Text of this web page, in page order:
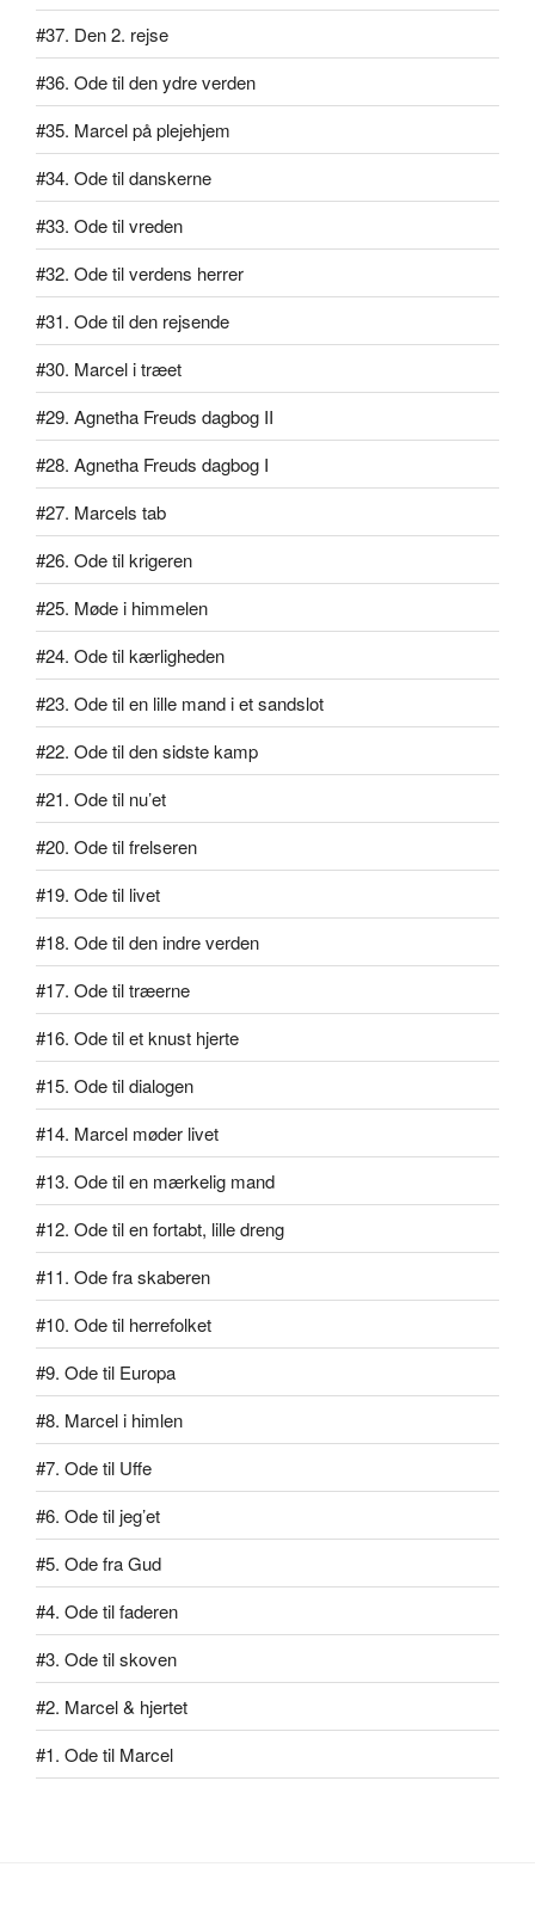
#37. Den 2. rejse
#36. Ode til den ydre verden
#35. Marcel på plejehjem
#34. Ode til danskerne
#33. Ode til vreden
#32. Ode til verdens herrer
#31. Ode til den rejsende
#30. Marcel i træet
#29. Agnetha Freuds dagbog II
#28. Agnetha Freuds dagbog I
#27. Marcels tab
#26. Ode til krigeren
#25. Møde i himmelen
#24. Ode til kærligheden
#23. Ode til en lille mand i et sandslot
#22. Ode til den sidste kamp
#21. Ode til nu’et
#20. Ode til frelseren
#19. Ode til livet
#18. Ode til den indre verden
#17. Ode til træerne
#16. Ode til et knust hjerte
#15. Ode til dialogen
#14. Marcel møder livet
#13. Ode til en mærkelig mand
#12. Ode til en fortabt, lille dreng
#11. Ode fra skaberen
#10. Ode til herrefolket
#9. Ode til Europa
#8. Marcel i himlen
#7. Ode til Uffe
#6. Ode til jeg’et
#5. Ode fra Gud
#4. Ode til faderen
#3. Ode til skoven
#2. Marcel & hjertet
#1. Ode til Marcel